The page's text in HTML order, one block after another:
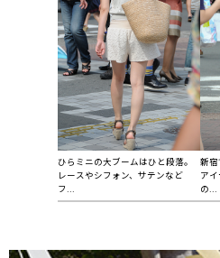
ひらミニの大ブームはひと段落。
レースやシフォン、サテンなど
フ...
新
ア
の...